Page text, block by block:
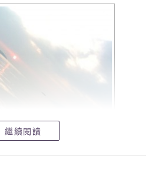
繼續閱讀